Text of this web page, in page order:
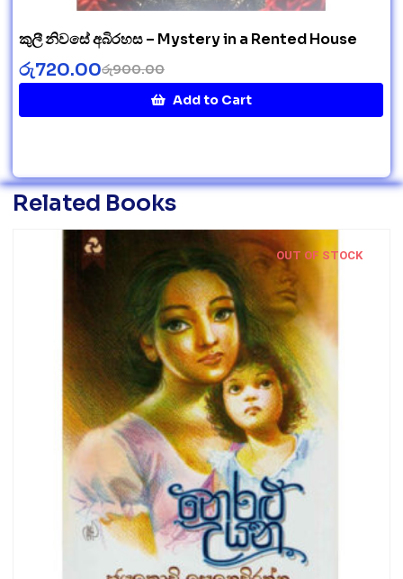
කුලී නිවසේ අබිරහස – Mystery in a Rented House
රු900.00
රු720.00
Add to Cart
Related Books
OUT OF STOCK